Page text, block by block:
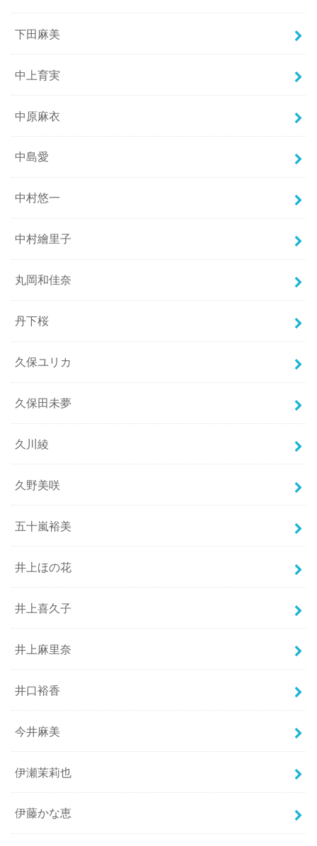
下田麻美
中上育実
中原麻衣
中島愛
中村悠一
中村繪里子
丸岡和佳奈
丹下桜
久保ユリカ
久保田未夢
久川綾
久野美咲
五十嵐裕美
井上ほの花
井上喜久子
井上麻里奈
井口裕香
今井麻美
伊瀬茉莉也
伊藤かな恵